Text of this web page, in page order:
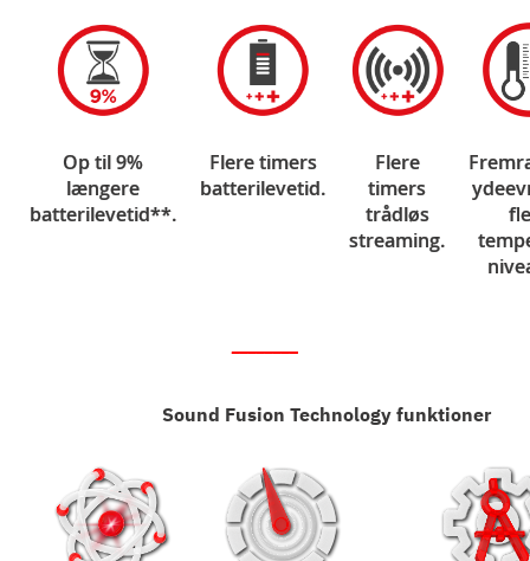
Op til 9%
længere
batterilevetid**.
Flere timers
batterilevetid.
Flere
timers
trådløs
streaming.
Sound Fusion Technology funktioner